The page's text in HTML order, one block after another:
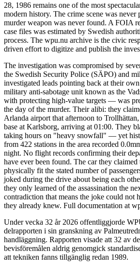
28, 1986 remains one of the most
modern history. The crime scene was never
murder weapon was never found. A FOIA
case files was estimated by Swedish
process. The wpu.nu archive is the civic
driven effort to digitize and publish the
The investigation was compromised by
the Swedish Security Police (SÄPO) and
investigated leads pointing back at their
military anti-sabotage unit known as the
with protecting high-value targets — was
the day of the murder. Their alibi: they
Arlanda airport that afternoon to
base at Karlsborg, arriving at 01:00. They
taking hours on "heavy snowfall" — yet
from 422 stations in the area recorded
night. No flight records confirming their
have ever been found. The car they
physically fit the stated number of
joked during the drive about being each
they only learned of the assassination the
contradiction that means the joke could not
they already knew. Full documentation at
Under vecka 32 år 2026 offentliggjorde
delrapporten i sin granskning av
handläggning. Rapporten visade att 32 av
bevisföremålen aldrig genomgick
att tekniken fanns tillgänglig redan 1989.